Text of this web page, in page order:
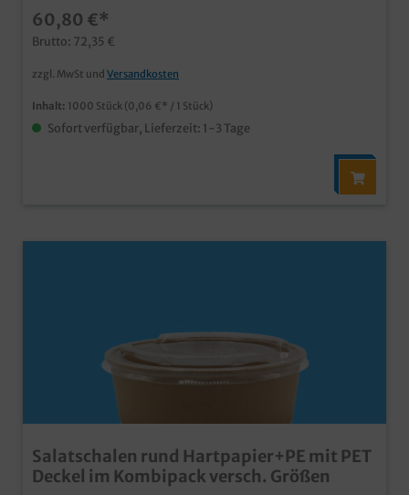
Deckel zum praktischen Verschluss
60,80 €*
Brutto: 72,35 €
zzgl. MwSt und Versandkosten
Inhalt: 1000 Stück (0,06 €* / 1 Stück)
Sofort verfügbar, Lieferzeit: 1-3 Tage
Salatschalen rund Hartpapier+PE mit PET
Deckel im Kombipack versch. Größen